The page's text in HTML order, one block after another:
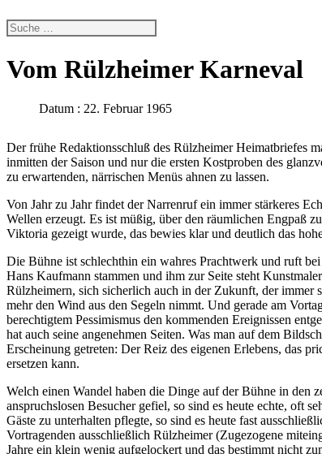
Vom Rülzheimer Karneval
Datum : 22. Februar 1965
Der frühe Redaktionsschluß des Rülzheimer Heimatbriefes
inmitten der Saison und nur die ersten Kostproben des
zu erwartenden, närrischen Menüs ahnen zu lassen.
Von Jahr zu Jahr findet der Narrenruf ein immer stärkeres
Wellen erzeugt. Es ist müßig, über den räumlichen Engpaß
Viktoria gezeigt wurde, das bewies klar und deutlich das
Die Bühne ist schlechthin ein wahres Prachtwerk und ruft
Hans Kaufmann stammen und ihm zur Seite steht
Rülzheimern, sich sicherlich auch in der Zukunft, der immer
mehr den Wind aus den Segeln nimmt. Und gerade am
berechtigtem Pessimismus den kommenden Ereignissen
hat auch seine angenehmen Seiten. Was man auf dem
Erscheinung getreten: Der Reiz des eigenen Erlebens, das
ersetzen kann.
Welch einen Wandel haben die Dinge auf der Bühne in den
anspruchslosen Besucher gefiel, so sind es heute echte, oft
Gäste zu unterhalten pflegte, so sind es heute fast
Vortragenden ausschließlich Rülzheimer (Zugezogene
Jahre ein klein wenig aufgelockert und das bestimmt nicht